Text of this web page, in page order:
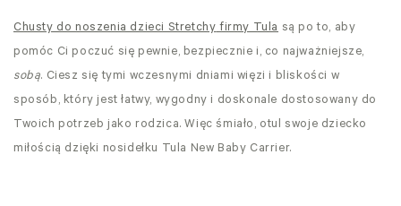
Chusty do noszenia dzieci Stretchy firmy Tula są po to, aby
pomóc Ci poczuć się pewnie, bezpiecznie i, co najważniejsze,
sobą. Ciesz się tymi wczesnymi dniami więzi i bliskości w
sposób, który jest łatwy, wygodny i doskonale dostosowany do
Twoich potrzeb jako rodzica. Więc śmiało, otul swoje dziecko
miłością dzięki nosidełku Tula New Baby Carrier.